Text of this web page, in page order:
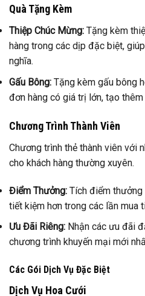
Quà Tặng Kèm
Thiệp Chúc Mừng: Tặng kèm
hàng trong các dịp đặc biệt,
nghĩa.
Gấu Bông: Tặng kèm gấu bông
đơn hàng có giá trị lớn, tạo
Chương Trình Thành Viên
Chương trình thẻ thành viên với
cho khách hàng thường xuyên.
Điểm Thưởng: Tích điểm thưởng
tiết kiệm hơn trong các lần mua
Ưu Đãi Riêng: Nhận các ưu đãi
chương trình khuyến mại mới
Các Gói Dịch Vụ Đặc Biệt
Dịch Vụ Hoa Cưới